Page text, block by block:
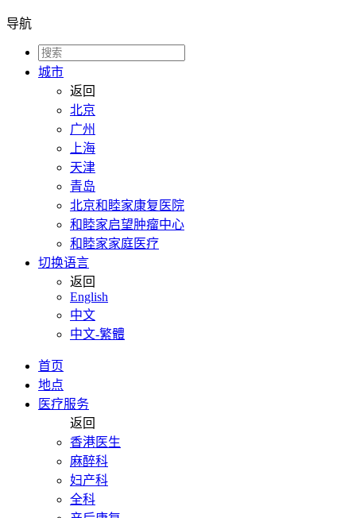
导航
城市
返回
北京
广州
上海
天津
青岛
北京和睦家康复医院
和睦家启望肿瘤中心
和睦家家庭医疗
切换语言
返回
English
中文
中文-繁體
首页
地点
医疗服务
返回
香港医生
麻醉科
妇产科
全科